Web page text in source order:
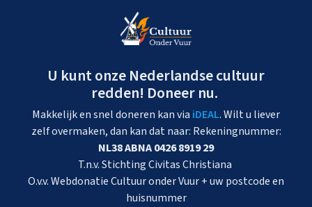
U kunt onze Nederlandse cultuur
redden! Doneer nu.
Makkelijk en snel doneren kan via iDEAL. Wilt u liever
zelf overmaken, dan kan dat naar: Rekeningnummer:
NL38 ABNA 0426 8919 29
T.n.v. Stichting Civitas Christiana
O.v.v. Webdonatie Cultuur onder Vuur + uw postcode en
huisnummer